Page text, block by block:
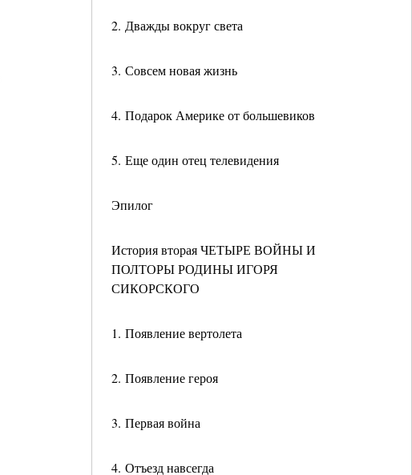
2. Дважды вокруг света
3. Совсем новая жизнь
4. Подарок Америке от большевиков
5. Еще один отец телевидения
Эпилог
История вторая ЧЕТЫРЕ ВОЙНЫ И
ПОЛТОРЫ РОДИНЫ ИГОРЯ
СИКОРСКОГО
1. Появление вертолета
2. Появление героя
3. Первая война
4. Отъезд навсегда